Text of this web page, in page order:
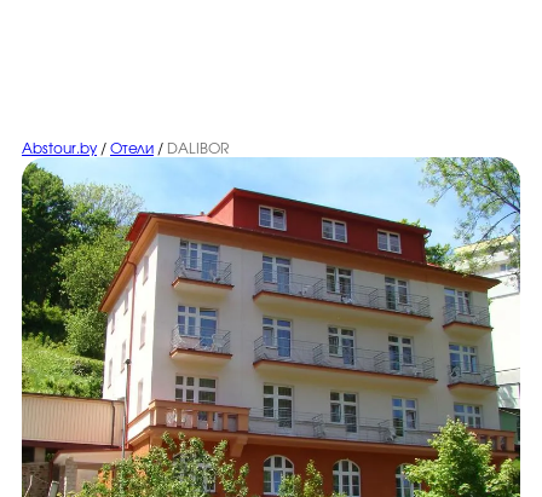
Abstour.by / Отели / DALIBOR